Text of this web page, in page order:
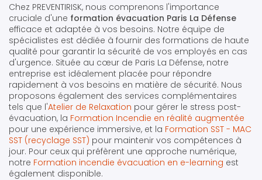
Chez PREVENTIRISK, nous comprenons l'importance
cruciale d'une formation évacuation Paris La Défense
efficace et adaptée à vos besoins. Notre équipe de
spécialistes est dédiée à fournir des formations de haute
qualité pour garantir la sécurité de vos employés en cas
d'urgence. Située au cœur de Paris La Défense, notre
entreprise est idéalement placée pour répondre
rapidement à vos besoins en matière de sécurité. Nous
proposons également des services complémentaires
tels que l'Atelier de Relaxation pour gérer le stress post-
évacuation, la Formation Incendie en réalité augmentée
pour une expérience immersive, et la Formation SST - MAC
SST (recyclage SST) pour maintenir vos compétences à
jour. Pour ceux qui préfèrent une approche numérique,
notre Formation incendie évacuation en e-learning est
également disponible.